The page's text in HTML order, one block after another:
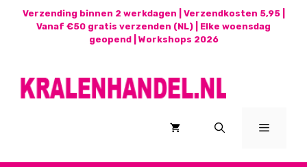
Verzending binnen 2 werkdagen | Verzendkosten 5,95 |
Vanaf €50 gratis verzenden (NL) | Elke woensdag
geopend | Workshops 2026
Menu